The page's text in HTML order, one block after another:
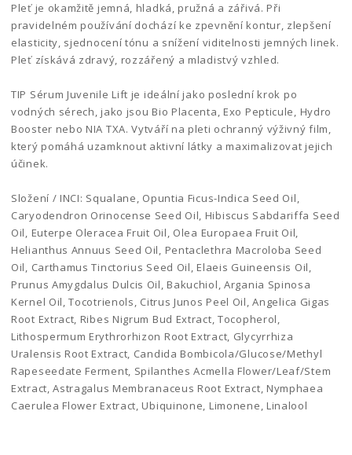
Pleť je okamžitě jemná, hladká, pružná a zářivá. Při
pravidelném používání dochází ke zpevnění kontur, zlepšení
elasticity, sjednocení tónu a snížení viditelnosti jemných linek.
Pleť získává zdravý, rozzářený a mladistvý vzhled.
TIP Sérum Juvenile Lift je ideální jako poslední krok po
vodných sérech, jako jsou Bio Placenta, Exo Pepticule, Hydro
Booster nebo NIA TXA. Vytváří na pleti ochranný výživný film,
který pomáhá uzamknout aktivní látky a maximalizovat jejich
účinek.
Složení / INCI: Squalane, Opuntia Ficus-Indica Seed Oil,
Caryodendron Orinocense Seed Oil, Hibiscus Sabdariffa Seed
Oil, Euterpe Oleracea Fruit Oil, Olea Europaea Fruit Oil,
Helianthus Annuus Seed Oil, Pentaclethra Macroloba Seed
Oil, Carthamus Tinctorius Seed Oil, Elaeis Guineensis Oil,
Prunus Amygdalus Dulcis Oil, Bakuchiol, Argania Spinosa
Kernel Oil, Tocotrienols, Citrus Junos Peel Oil, Angelica Gigas
Root Extract, Ribes Nigrum Bud Extract, Tocopherol,
Lithospermum Erythrorhizon Root Extract, Glycyrrhiza
Uralensis Root Extract, Candida Bombicola/Glucose/Methyl
Rapeseedate Ferment, Spilanthes Acmella Flower/Leaf/Stem
Extract, Astragalus Membranaceus Root Extract, Nymphaea
Caerulea Flower Extract, Ubiquinone, Limonene, Linalool